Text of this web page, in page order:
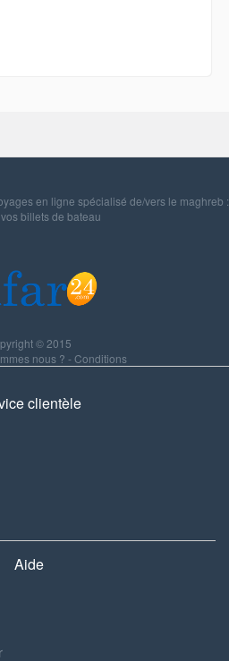
en ligne spécialisé de/vers le maghreb :
billets de bateau
© 2015
nous ? -Conditions
clientèle
Aide